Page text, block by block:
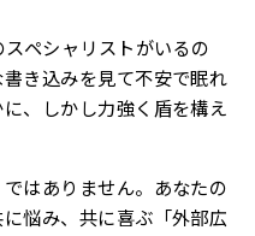
ペシャリストがいるの
き込みを見て不安で眠れ
、しかし力強く盾を構え
はありません。あなたの
悩み、共に喜ぶ「外部広